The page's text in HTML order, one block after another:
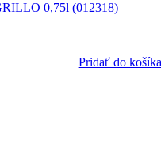
0,75l (012318)
Pridať do košíka